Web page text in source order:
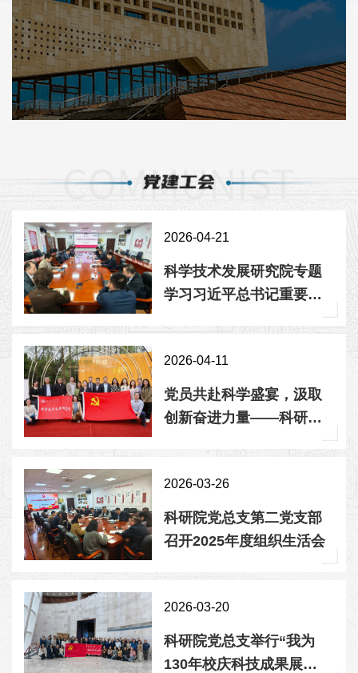
2026-04-21
科学技术发展研究院专题
学习习近平总书记重要回
2026-04-11
党员共赴科学盛宴，汲取
创新奋进力量——科研院
2026-03-26
科研院党总支第二党支部
召开2025年度组织生活会
2026-03-20
科研院党总支举行“我为
130年校庆科技成果展助